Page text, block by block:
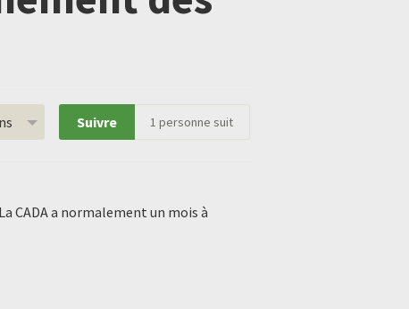
Suivre 1 personne suit
CADA a normalement un mois à